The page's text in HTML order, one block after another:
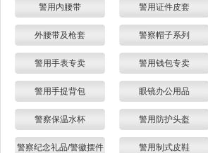
警用内腰带 警用证件皮套
外腰带及枪套 警察帽子系列
警用手表专卖 警用钱包专卖
警用手提背包 眼镜办公用品
警察保温水杯 警用防护头盔
警察纪念礼品/警徽摆件 警用制式皮鞋